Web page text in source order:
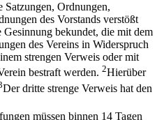
Satzungen, Ordnungen,
des Vorstands verstößt
Gesinnung bekundet, die mit dem
des Vereins in Widerspruch
strengen Verweis oder mit
bestraft werden. 2Hierüber
Der dritte strenge Verweis hat den
müssen binnen 14 Tagen